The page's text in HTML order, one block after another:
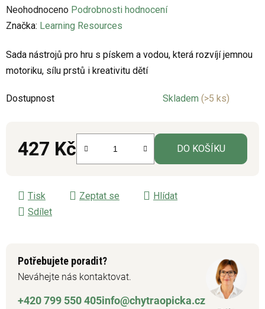
Průměrné
hodnocení
je
0,0
5
Neohodnoceno Podrobnosti hodnocení
Značka: Learning Resources
Sada nástrojů pro hru s pískem a vodou, která rozvíjí jemnou
motoriku, sílu prstů i kreativitu dětí
Dostupnost Skladem (>5 ks)
427 Kč DO KOŠÍKU
Tisk Zeptat se
Hlídat
Sdílet
Potřebujete poradit?
Neváhejte nás kontaktovat.
+420 799 550 405info@chytraopicka.cz